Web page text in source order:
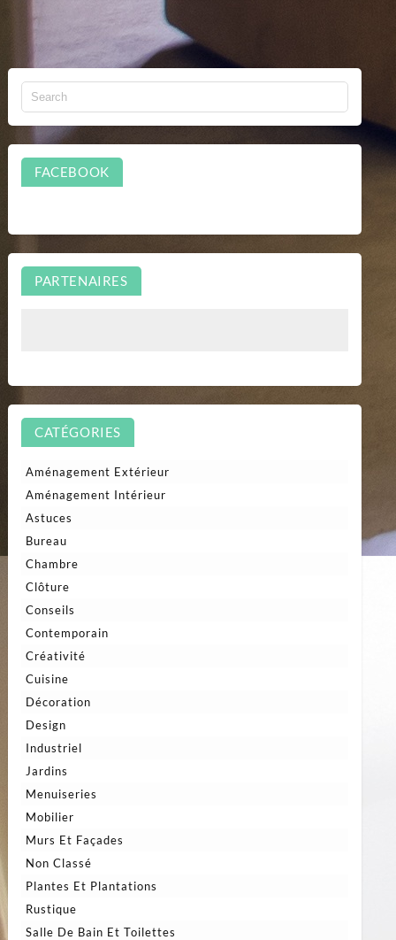
FACEBOOK
PARTENAIRES
CATÉGORIES
Aménagement Extérieur
Aménagement Intérieur
Astuces
Bureau
Chambre
Clôture
Conseils
Contemporain
Créativité
Cuisine
Décoration
Design
Industriel
Jardins
Menuiseries
Mobilier
Murs Et Façades
Non Classé
Plantes Et Plantations
Rustique
Salle De Bain Et Toilettes